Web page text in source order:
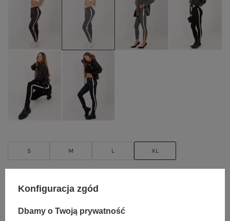
S M L XL
Konfiguracja zgód
Dbamy o Twoją prywatność